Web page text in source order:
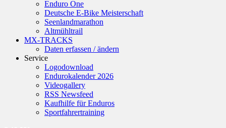
Enduro One
Deutsche E-Bike Meisterschaft
Seenlandmarathon
Altmühltrail
MX-TRACKS
Daten erfassen / ändern
Service
Logodownload
Endurokalender 2026
Videogallery
RSS Newsfeed
Kaufhilfe für Enduros
Sportfahrertraining